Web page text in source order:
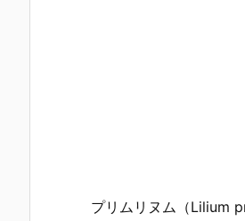
プリムリヌム（Lilium